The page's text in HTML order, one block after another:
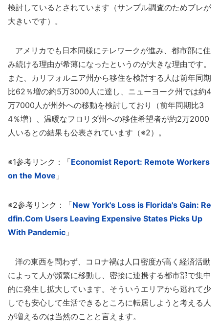
検討しているとされています（サンプル調査のためブレが
大きいです）。
アメリカでも日本同様にテレワークが進み、都市部に住
み続ける理由が希薄になったというのが大きな理由です。
また、カリフォルニア州から移住を検討する人は前年同期
比62％増の約5万3000人に達し、ニューヨーク州では約4
万7000人が州外への移動を検討しており（前年同期比3
4％増）、温暖なフロリダ州への移住希望者が約2万2000
人いるとの結果も公表されています（※2）。
※1参考リンク：「Economist Report: Remote Workers
on the Move 」
※2参考リンク：「New York's Loss is Florida's Gain: Re
dfin.Com Users Leaving Expensive States Picks Up
With Pandemic 」
洋の東西を問わず、コロナ禍は人口密度が高く経済活動
によって人が頻繁に移動し、密接に連携する都市部で集中
的に発生し拡大しています。そういうエリアから逃れて少
しでも安心して生活できるところに転居しようと考える人
が増えるのは当然のことと言えます。